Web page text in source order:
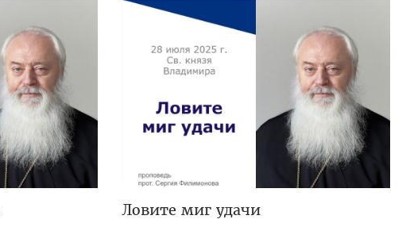
Ловите миг удачи